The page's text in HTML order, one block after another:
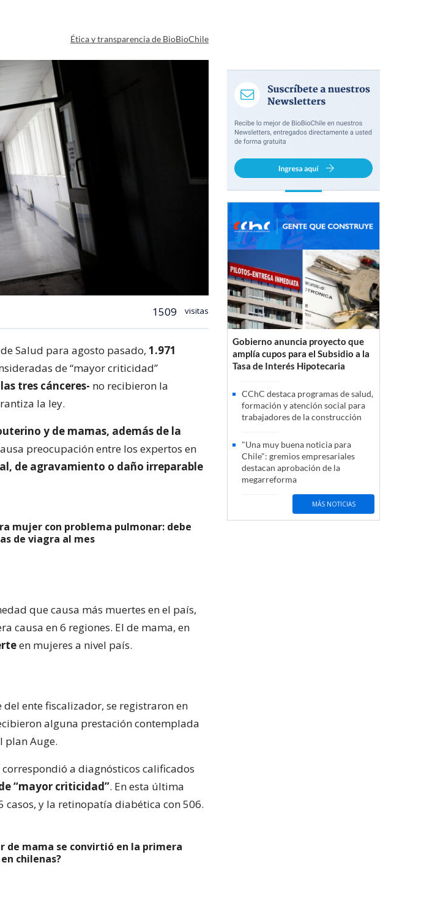
Ética y transparencia de BioBioChile
1509 visitas
Salud para agosto pasado, 1.971
de “mayor criticidad”
tres cánceres- no recibieron la
la ley.
y de mamas, además de la
preocupación entre los expertos en
de agravamiento o daño irreparable
mujer con problema pulmonar: debe
de viagra al mes
que causa más muertes en el país,
causa en 6 regiones. El de mama, en
en mujeres a nivel país.
ente fiscalizador, se registraron en
alguna prestación contemplada
plan Auge.
correspondió a diagnósticos calificados
“mayor criticidad”. En esta última
casos, y la retinopatía diabética con 506.
de mama se convirtió en la primera
chilenas?
Gobierno anuncia proyecto que
amplía cupos para el Subsidio a la
Tasa de Interés Hipotecaria
CChC destaca programas de salud,
formación y atención social para
trabajadores de la construcción
"Una muy buena noticia para
Chile": gremios empresariales
destacan aprobación de la
megarreforma
MÁS NOTICIAS